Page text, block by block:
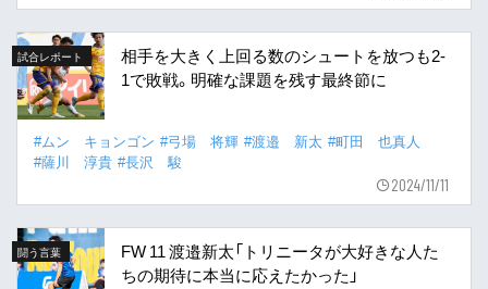
試合レポート
相手を大きく上回る数のシュートを放つも2-
1で敗戦。明確な課題を残す最終節に
#ムン キョンゴン #弓場 将輝 #渡邉 新太 #町田 也真人
#薩川 淳貴 #長沢 駿
2024/11/11
闘う言葉
FW 11 渡邉新太「トリニータが大好きな人た
ちの期待に本当に応えたかった」